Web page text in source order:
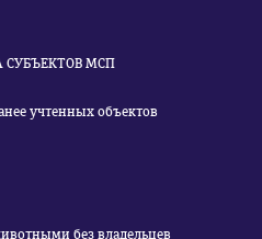
МСП
учтенных объектов
без владельцев